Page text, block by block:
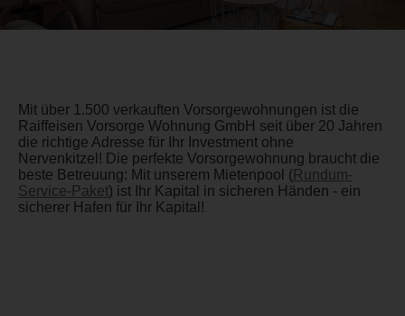
Mit über 1.500 verkauften Vorsorgewohnungen ist die
Raiffeisen Vorsorge Wohnung GmbH seit über 20 Jahren
die richtige Adresse für Ihr Investment ohne
Nervenkitzel! Die perfekte Vorsorgewohnung braucht die
beste Betreuung: Mit unserem Mietenpool (Rundum-
Service-Paket) ist Ihr Kapital in sicheren Händen - ein
sicherer Hafen für Ihr Kapital!